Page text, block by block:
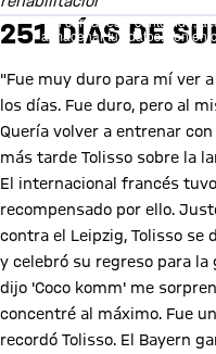
Al cargar este contenido,
almacenar tus datos. Ten en
datos serán compartidos
251 DÍAS DE
"Fue muy duro para mí ver
los días. Fue duro, pero al
Quería volver a entrenar
más tarde Tolisso sobre la
El internacional francés
recompensado por ello.
contra el Leipzig, Tolisso se
y celebró su regreso para
dijo 'Coco komm' me
concentré al máximo. Fue
recordó Tolisso. El Bayern